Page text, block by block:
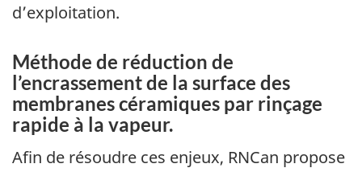
d’exploitation.
Méthode de réduction de
l’encrassement de la surface des
membranes céramiques par rinçage
rapide à la vapeur.
Afin de résoudre ces enjeux, RNCan propose